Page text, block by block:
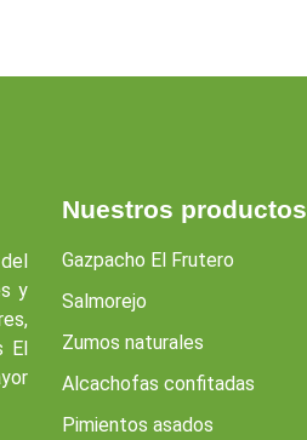
y
El
Nuestros productos
Gazpacho El Frutero
Salmorejo
Zumos naturales
Alcachofas confitadas
Pimientos asados